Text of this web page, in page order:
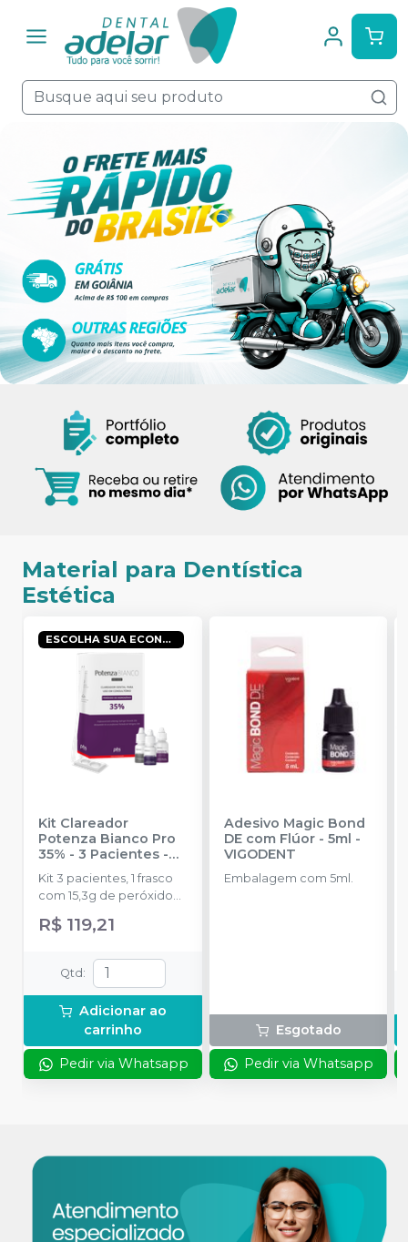
Material para Dentística
Estética
ESCOLHA SUA ECONOMIA
Kit Clareador
Potenza Bianco Pro
35% - 3 Pacientes -
PHS
Kit 3 pacientes, 1 frasco
com 15,3g de peróxido
com 5,5g de espessante,
neutralizante, 1 seringa
com 3g de barreira
gengival, 1 recipiente
para mistura, 1 espátula
misturadora
R$ 119,21
Qtd :
Adicionar ao
carrinho
Pedir via Whatsapp
Adesivo Magic Bond
DE com Flúor - 5ml -
VIGODENT
Embalagem com 5ml.
Esgotado
Pedir via Whatsapp